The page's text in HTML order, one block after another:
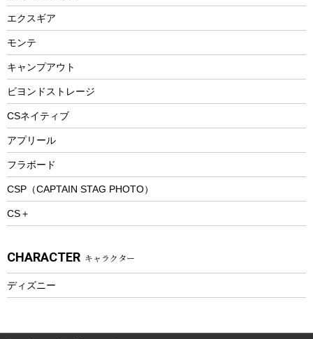
トレー
ランチョンマット
ランチボックス
エアーポンプ
ビーチテント
ウィンター
スノーシュー
防寒ウェア
トレッキング
トレッキングアクセサリー
プレイグッズ
ウェルネス
ウェア、タオル
ウェア
エクスギア
モンテ
キャンプアウト
ビヨンドストレージ
CSネイティブ
アプリール
フラボード
CSP（CAPTAIN STAG PHOTO）
CS＋
CHARACTER キャラクター
ディズニー